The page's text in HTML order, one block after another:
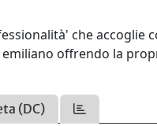
che accoglie
offrendo la
(DC)